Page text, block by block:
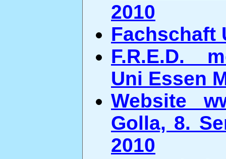
2010
Fachschaft
F.R.E.D.
Uni Essen
Website
Golla, 8.
2010